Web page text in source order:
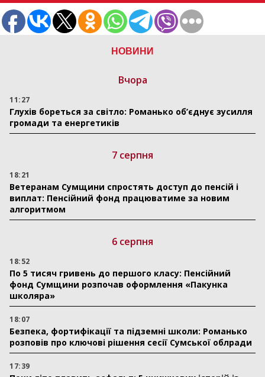
НОВИНИ
Вчора
11:27
Глухів бореться за світло: Романько об’єднує зусилля
громади та енергетиків
7 серпня
18:21
Ветеранам Сумщини спростять доступ до пенсій і
виплат: Пенсійний фонд працюватиме за новим
алгоритмом
6 серпня
18:52
По 5 тисяч гривень до першого класу: Пенсійний
фонд Сумщини розпочав оформлення «Пакунка
школяра»
18:07
Безпека, фортифікації та підземні школи: Романько
розповів про ключові рішення сесії Сумської облради
17:39